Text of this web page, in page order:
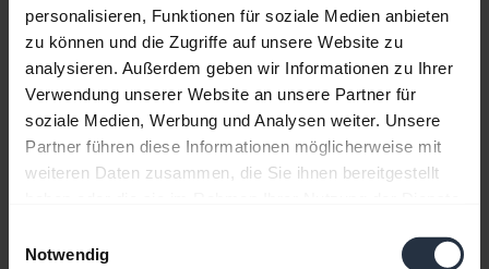
personalisieren, Funktionen für soziale Medien anbieten
zu können und die Zugriffe auf unsere Website zu
analysieren. Außerdem geben wir Informationen zu Ihrer
Verwendung unserer Website an unsere Partner für
soziale Medien, Werbung und Analysen weiter. Unsere
Partner führen diese Informationen möglicherweise mit
weiteren Daten zusammen, die Sie ihnen bereitgestellt
Notwendig
Angezeigt werden 10 von 10